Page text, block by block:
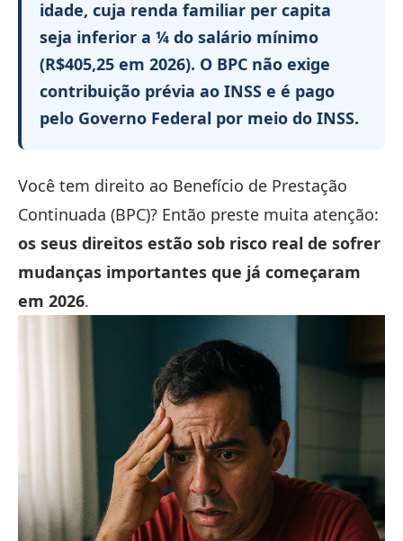
idade, cuja renda familiar per capita
seja inferior a ¼ do salário mínimo
(R$405,25 em 2026). O BPC não exige
contribuição prévia ao INSS e é pago
pelo Governo Federal por meio do INSS.
Você tem direito ao Benefício de Prestação
Continuada (BPC)? Então preste muita atenção:
os seus direitos estão sob risco real de sofrer
mudanças importantes que já começaram
em 2026.